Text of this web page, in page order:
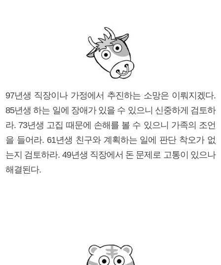
97년생 직장이나 가정에서 추진하는 소망은 이뤄지겠다.
85년생 하는 일에 장애가 있을 수 있으니 신중하게 검토하
라. 73년생 고집 때문에 손해를 볼 수 있으니 가족의 조언
을 들어라. 61년생 친구와 계획하는 일에 판단 착오가 없
는지 검토하라. 49년생 직장에서 돈 문제로 고통이 있으나
해결된다.